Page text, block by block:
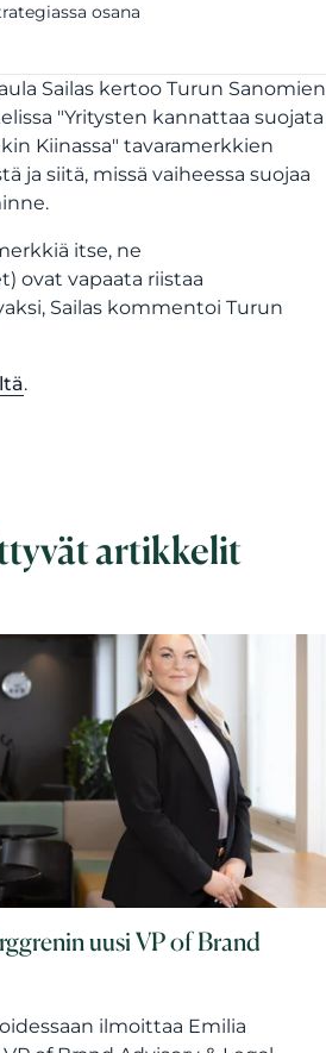
osana
Sailas kertoo Turun Sanomien
"Yritysten kannattaa suojata
Kiinassa" tavaramerkkien
ja siitä, missä vaiheessa suojaa
itse, ne
ovat vapaata riistaa
Sailas kommentoi Turun
.
artikkelit
uusi VP of Brand
ilmoittaa Emilia